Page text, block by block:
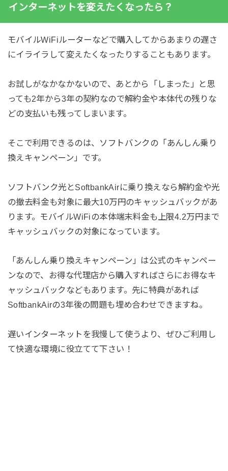
インターネットを変えたくなったら？
モバイルWiFiルーターなどで購入してからあまりの遅さ
にイライラして変えたくなったりすることもあります。
お試しがなかなかないので、あとから「しまった」と思
っても2年から3年の契約なので解約金や本体代の残りな
どの支払いも残ってしまいます。
そこで利用できるのは、ソフトバンクの「あんしん乗り
換えキャンペーン」です。
ソフトバンク光とSoftbankAirに乗り換えなら解約金や光
の撤去料金も対象に最大10万円のキャッシュバックがあ
ります。モバイルWiFiの本体端末料金も上限4.2万円まで
キャッシュバックの対象になっています。
「あんしん乗り換えキャンペーン」は公式のキャンペー
ンなので、お得な代理店から購入すればさらにお得なキ
ャッシュバックなどもあります。先に特典があれば
SoftbankAirの3年後の問題も埋め合わせできますね。
遅いインターネットを我慢して使うより、ぜひご利用し
て快適な環境に役立てて下さい！